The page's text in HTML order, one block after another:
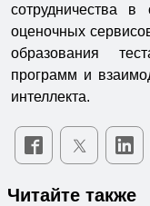
сотрудничества
оценочных
образования
программ и
интеллекта.
Читайте также